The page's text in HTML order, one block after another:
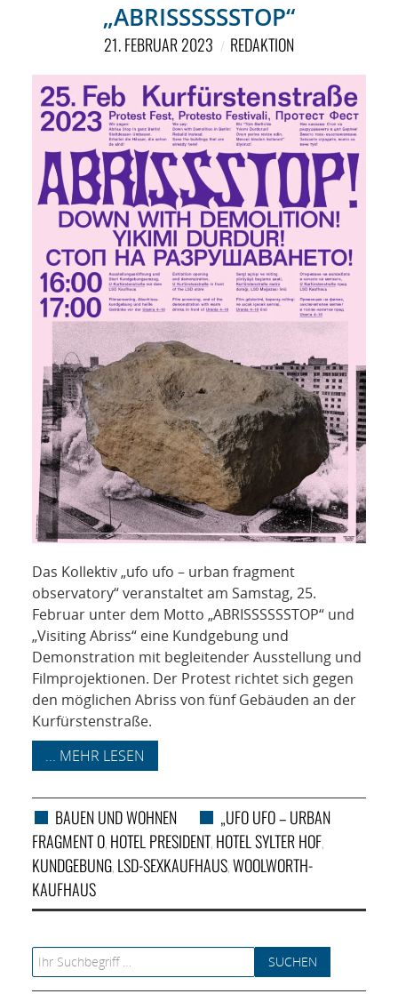
„ABRISSSSSSTOP“
21. FEBRUAR 2023 REDAKTION
Das Kollektiv „ufo ufo – urban fragment
observatory“ veranstaltet am Samstag, 25.
Februar unter dem Motto „ABRISSSSSSTOP“ und
„Visiting Abriss“ eine Kundgebung und
Demonstration mit begleitender Ausstellung und
Filmprojektionen. Der Protest richtet sich gegen
den möglichen Abriss von fünf Gebäuden an der
Kurfürstenstraße.
... MEHR LESEN
BAUEN UND WOHNEN
„UFO UFO – URBAN
FRAGMENT O, HOTEL PRESIDENT, HOTEL SYLTER HOF,
KUNDGEBUNG, LSD-SEXKAUFHAUS,WOOLWORTH-
KAUFHAUS
Search for: